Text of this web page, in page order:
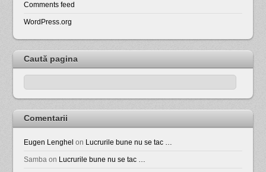
Comments feed
WordPress.org
Caută pagina
Comentarii
Eugen Lenghel on Lucrurile bune nu se tac …
Samba on Lucrurile bune nu se tac …